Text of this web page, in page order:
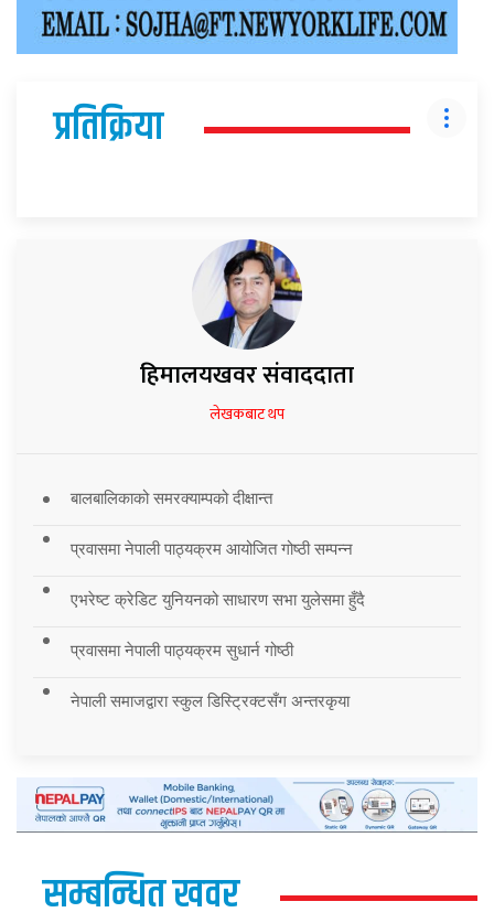
प्रतिक्रिया
हिमालयखवर संवाददाता
लेखकबाट थप
बालबालिकाको समरक्याम्पको दीक्षान्त
प्रवासमा नेपाली पाठ्यक्रम आयोजित गोष्ठी सम्पन्न
एभरेष्ट क्रेडिट युनियनको साधारण सभा युलेसमा हुँदै
प्रवासमा नेपाली पाठ्यक्रम सुधार्न गोष्ठी
नेपाली समाजद्वारा स्कुल डिस्ट्रिक्टसँग अन्तरकृया
सम्बन्धित खवर